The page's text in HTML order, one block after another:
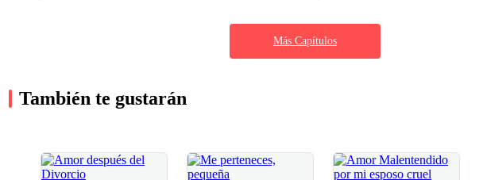
Más Capítulos
También te gustarán